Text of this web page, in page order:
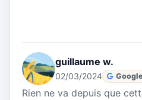
guillaume w.
02/03/2024 Google
Rien ne va depuis que